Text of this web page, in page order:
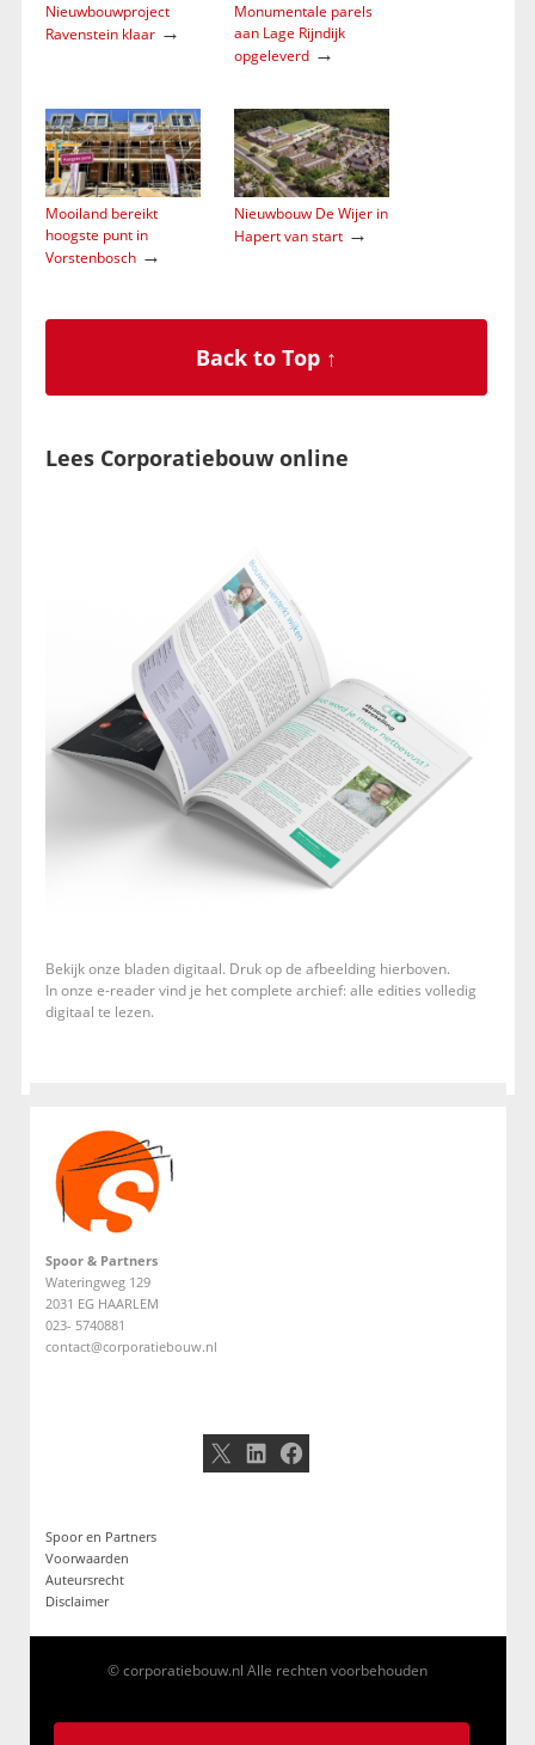
Nieuwbouwproject
Ravenstein klaar→
Monumentale parels
aan Lage Rijndijk
opgeleverd→
Mooiland bereikt
hoogste punt in
Vorstenbosch→
Nieuwbouw De Wijer in
Hapert van start→
Back to Top ↑
Lees Corporatiebouw online
Bekijk onze bladen digitaal. Druk op de afbeelding hierboven.
In onze e-reader vind je het complete archief: alle edities volledig
digitaal te lezen.
Spoor & Partners
Wateringweg 129
2031 EG HAARLEM
023- 5740881
contact@corporatiebouw.nl
X LinkedIn
Facebook
Spoor en Partners
Voorwaarden
Auteursrecht
Disclaimer
© corporatiebouw.nl Alle rechten voorbehouden